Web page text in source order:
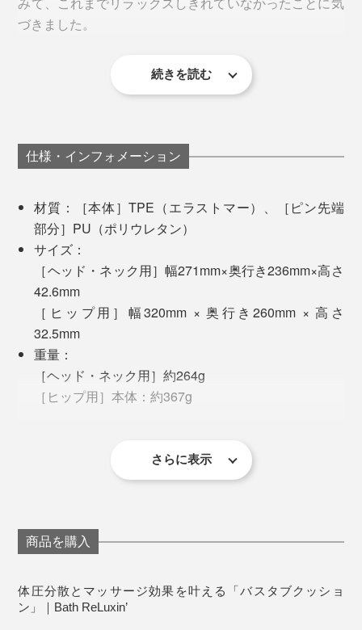
ピンが首筋のツボを優しく刺激して、気持ちいいことこ
の上なし。脳の血流が増すのをじわじわ感じます。
「ヒップ用」は、二つの丸みがそれぞれフィットする形
状。裏を見るとドーム状の凹みが２つあります。ピン先
にコーティング加工はなく、カラーはクリア1色。
写真は、「フットグルーマーグラン
ピン先から裏の吸盤まで、ひとつの金型に柔らかな樹脂
を流し込んで作るという一体成形は、専門メーカーなら
細かい金型に、均等に樹脂を流し込むのも、固めた後に
取り外すのにも、繊細な技術が必要。継ぎ目がないの
りベタつくこともありません。
う声が。なるほど！と社内で盛り上がり、商品化を決
定。
素材を柔らかく、形状を調整し、クッション性をプラス
して『Bath ReLuxin’バスタブクッション』が完成しま
づきました。
「バスタブクッション」を使うと、全身脱力できる。脱
識。試しに全身の力を抜いてみると、ずるずるお湯の中
続きを読む
仕様・インフォメーション
材質：［本体］TPE（エラストマー）、［ピン先端
部分］PU（ポリウレタン）
サイズ：
［ヘッド・ネック用］幅271mm×奥行き236mm×高さ
42.6mm
［ヒップ用］幅320mm × 奥行き260mm × 高さ
32.5mm
重量：
［ヘッド・ネック用］約264g
［ヒップ用］本体：約367g
する恐れがあります。
ますので、風通しの良い場所に保管してください。
65℃以上の熱湯をかけないでください。
さらに表示
商品を購入
体圧分散とマッサージ効果を叶える「バスタブクッショ
ン」｜Bath ReLuxin’